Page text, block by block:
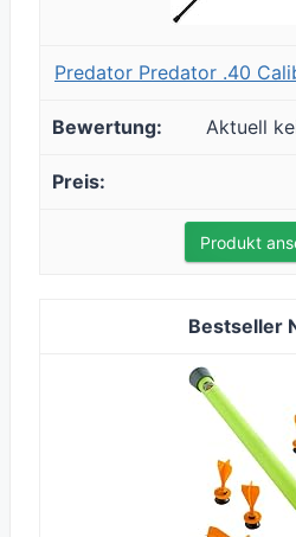
Predator Predator .40
Aktuell
Produkt